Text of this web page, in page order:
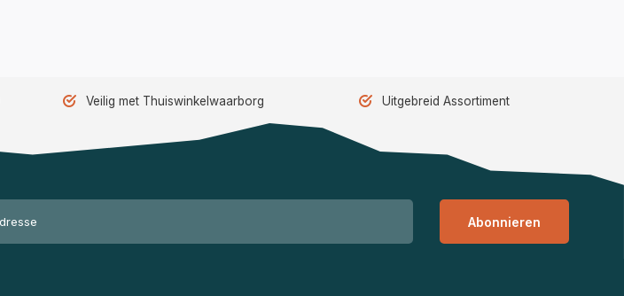
Veilig met Thuiswinkelwaarborg Uitgebreid Assortiment
Abonnieren